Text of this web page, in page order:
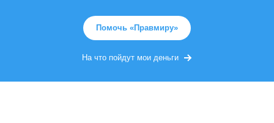
Помочь «Правмиру»
На что пойдут мои деньги